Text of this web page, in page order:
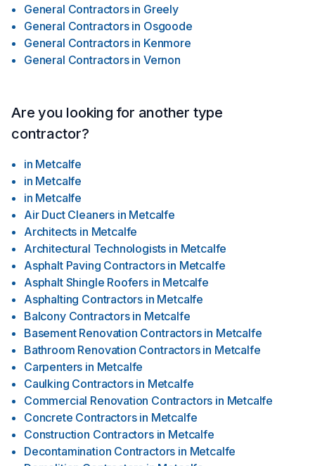
General Contractors in Greely
General Contractors in Osgoode
General Contractors in Kenmore
General Contractors in Vernon
Are you looking for another type
contractor?
in Metcalfe
in Metcalfe
in Metcalfe
Air Duct Cleaners in Metcalfe
Architects in Metcalfe
Architectural Technologists in Metcalfe
Asphalt Paving Contractors in Metcalfe
Asphalt Shingle Roofers in Metcalfe
Asphalting Contractors in Metcalfe
Balcony Contractors in Metcalfe
Basement Renovation Contractors in Metcalfe
Bathroom Renovation Contractors in Metcalfe
Carpenters in Metcalfe
Caulking Contractors in Metcalfe
Commercial Renovation Contractors in Metcalfe
Concrete Contractors in Metcalfe
Construction Contractors in Metcalfe
Decontamination Contractors in Metcalfe